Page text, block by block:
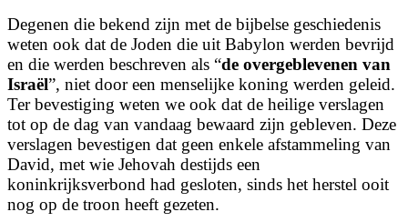
Degenen die bekend zijn met de bijbelse geschiedenis
weten ook dat de Joden die uit Babylon werden bevrijd
en die werden beschreven als “de overgeblevenen van
Israël”, niet door een menselijke koning werden geleid.
Ter bevestiging weten we ook dat de heilige verslagen
tot op de dag van vandaag bewaard zijn gebleven. Deze
verslagen bevestigen dat geen enkele afstammeling van
David, met wie Jehovah destijds een
koninkrijksverbond had gesloten, sinds het herstel ooit
nog op de troon heeft gezeten.